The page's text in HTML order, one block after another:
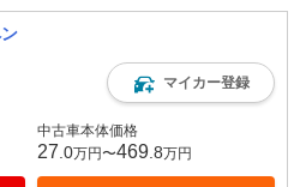
マイカー登録
中古車本体価格
27 .0万円〜469 .8万円